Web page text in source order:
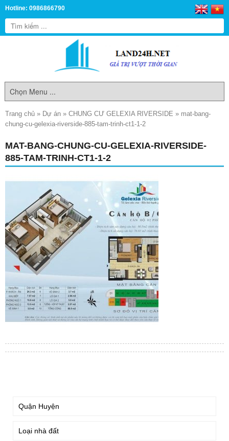
Hotline: 0986866790
Trang chủ » Dự án » CHUNG CƯ GELEXIA RIVERSIDE » mat-bang-
chung-cu-gelexia-riverside-885-tam-trinh-ct1-1-2
MAT-BANG-CHUNG-CU-GELEXIA-RIVERSIDE-
885-TAM-TRINH-CT1-1-2